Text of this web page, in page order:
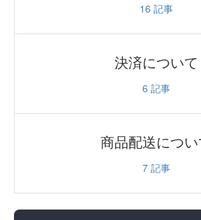
16 記事
決済について
6 記事
商品配送につい
7 記事